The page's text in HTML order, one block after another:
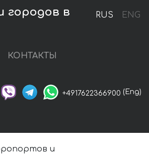
RUS ENG
городов в
КОНТАКТЫ
+4917622366900 (Eng)
и